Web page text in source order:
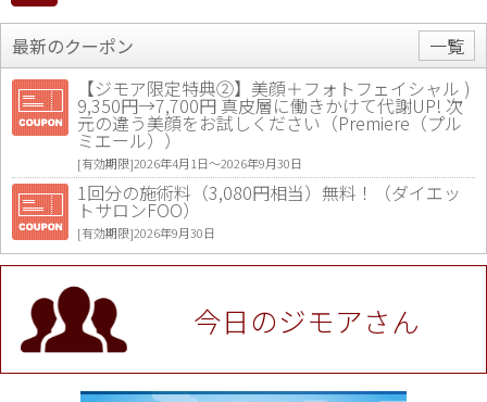
最新のクーポン
一覧
【ジモア限定特典②】美顔＋フォトフェイシャル )
9,350円→7,700円 真皮層に働きかけて代謝UP! 次
元の違う美顔をお試しください（Premiere（プル
ミエール））
[有効期限]2026年4月1日〜2026年9月30日
1回分の施術料（3,080円相当）無料！（ダイエッ
トサロンFOO）
[有効期限]2026年9月30日
値段提示後「ジモア見た」で更に買い取り金額 U
P！※チケットと新品商品は除く（大黒屋 高田馬場
駅前店）
[有効期限]2026年9月30日
★ジモア限定特典★ お会計より全品5％OFF（ナチ
ュラル＆ハンドメイドショップ［マキマキ］）
[有効期限]2026年9月30日まで
今日のジモアさん